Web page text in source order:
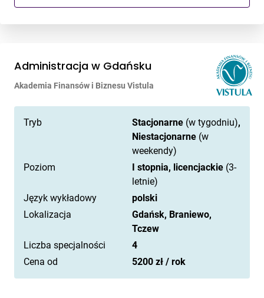
Administracja w Gdańsku
Akademia Finansów i Biznesu Vistula
Tryb Stacjonarne (w tygodniu),
Niestacjonarne (w
weekendy)
Poziom
I stopnia, licencjackie (3-
letnie)
Język wykładowy
polski
Lokalizacja
Gdańsk, Braniewo,
Tczew
Liczba specjalności
4
Cena od
5200 zł / rok